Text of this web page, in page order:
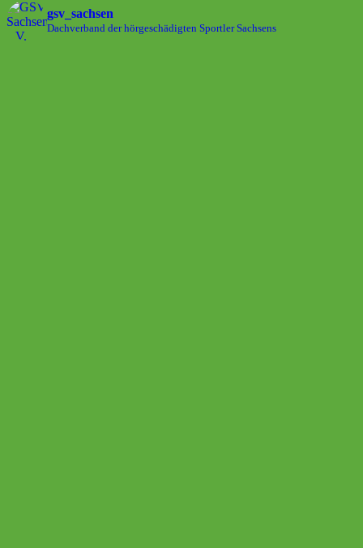
gsv_sachsen
Dachverband der hörgeschädigten Sportler Sachsens